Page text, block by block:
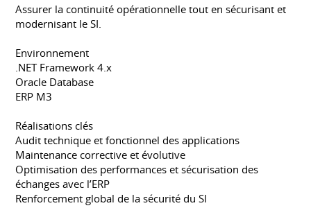
Assurer la continuité opérationnelle tout en sécurisant et
modernisant le SI.
Environnement
.NET Framework 4.x
Oracle Database
ERP M3
Réalisations clés
Audit technique et fonctionnel des applications
Maintenance corrective et évolutive
Optimisation des performances et sécurisation des
échanges avec l’ERP
Renforcement global de la sécurité du SI